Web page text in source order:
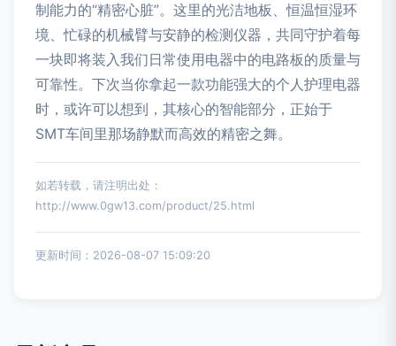
制能力的“精密心脏”。这里的光洁地板、恒温恒湿环
境、忙碌的机械臂与安静的检测仪器，共同守护着每
一块即将装入我们日常使用电器中的电路板的质量与
可靠性。下次当你拿起一款功能强大的个人护理电器
时，或许可以想到，其核心的智能部分，正始于
SMT车间里那场静默而高效的精密之舞。
如若转载，请注明出处：
http://www.0gw13.com/product/25.html
更新时间：2026-08-07 15:09:20